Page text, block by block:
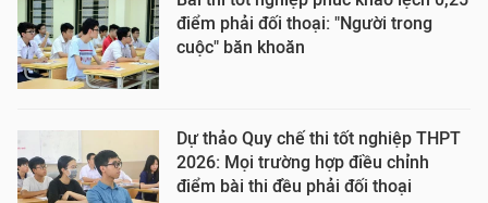
điểm phải đối thoại: "Người trong
cuộc" băn khoăn
Dự thảo Quy chế thi tốt nghiệp THPT
2026: Mọi trường hợp điều chỉnh
điểm bài thi đều phải đối thoại